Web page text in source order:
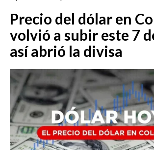
EMISIÓN 12:30 PM
EMISIÓN 7:00 PM
EMISIÓN 11:30 PM
Precio del dólar en
volvió a subir este 7
así abrió la divisa